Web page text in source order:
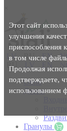
Этот сайт
улучшения
приспособления
в том числе
Продолжая
подтверждаете,
использованием
LV RU EN
RU
Окна
Двери
Гранулы